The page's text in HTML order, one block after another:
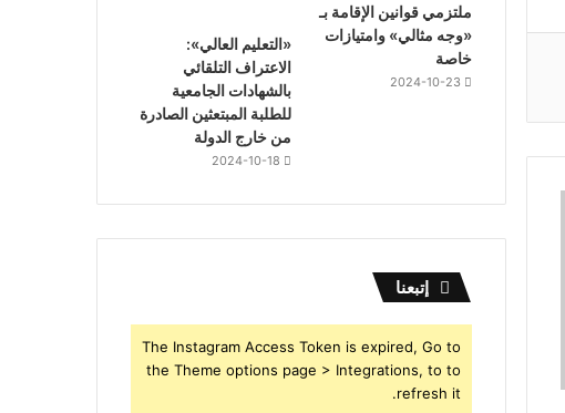
ملتزمي قوانين الإقامة بـ
«وجه مثالي» وامتيازات
خاصة
2024-10-23
«التعليم العالي»:
الاعتراف التلقائي
بالشهادات الجامعية
للطلبة المبتعثين الصادرة
من خارج الدولة
2024-10-18
إتبعنا
The Instagram Access Token is expired, Go to
the Theme options page > Integrations, to to
refresh it.